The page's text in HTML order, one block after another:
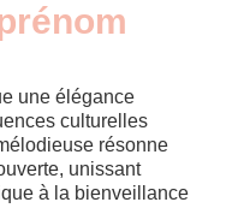
une élégance
culturelles
résonne
unissant
à la bienveillance